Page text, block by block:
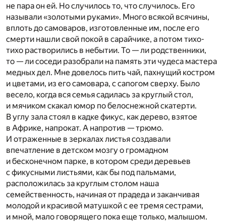
не пара он ей. Но случилось то, что случилось. Его
называли «золотыми руками». Много всякой всячины,
вплоть до самоваров, изготовленные им, после его
смерти нашли свой покой в сарайчике, а потом тихо-
тихо растворились в небытии. То — ли родственники,
то — ли соседи разобрали на память эти чудеса мастера
медных дел. Мне довелось пить чай, пахнущий костром
и цветами, из его самовара, с сапогом сверху. Было
весело, когда вся семья садилась за круглый стол,
и мячиком скакал юмор по белоснежной скатерти.
В углу зала стоял в кадке фикус, как дерево, взятое
в Африке, напрокат. А напротив — трюмо.
И отраженные в зеркалах листья создавали
впечатление в детском мозгу о громадном
и бесконечном парке, в котором среди деревьев
с фикусными листьями, как бы под пальмами,
расположилась за круглым столом наша
семейственность, начиная от прадеда и заканчивая
молодой и красивой матушкой с ее тремя сестрами,
и мной, мало говорящего пока еще только, малышом.